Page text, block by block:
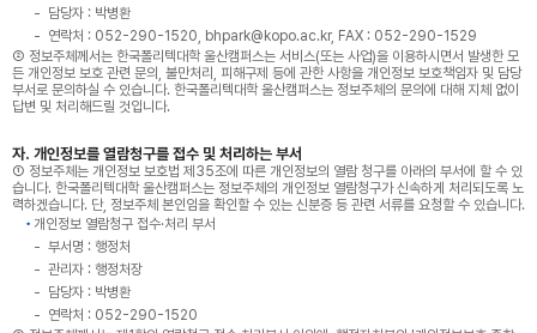
담당자 : 박병환
연락처 : 052-290-1520, bhpark@kopo.ac.kr, FAX : 052-290-1529
② 정보주체께서는 한국폴리텍대학 울산캠퍼스는 서비스(또는 사업)을 이용하시면서 발생한 모
든 개인정보 보호 관련 문의, 불만처리, 피해구제 등에 관한 사항을 개인정보 보호책임자 및 담당
부서로 문의하실 수 있습니다. 한국폴리텍대학 울산캠퍼스는 정보주체의 문의에 대해 지체 없이
답변 및 처리해드릴 것입니다.
자. 개인정보를 열람청구를 접수 및 처리하는 부서
① 정보주체는 개인정보 보호법 제35조에 따른 개인정보의 열람 청구를 아래의 부서에 할 수 있
습니다. 한국폴리텍대학 울산캠퍼스는 정보주체의 개인정보 열람청구가 신속하게 처리되도록 노
력하겠습니다. 단, 정보주체 본인임을 확인할 수 있는 신분증 등 관련 서류를 요청할 수 있습니다.
개인정보 열람청구 접수·처리 부서
부서명 : 행정처
관리자 : 행정처장
담당자 : 박병환
연락처 : 052-290-1520